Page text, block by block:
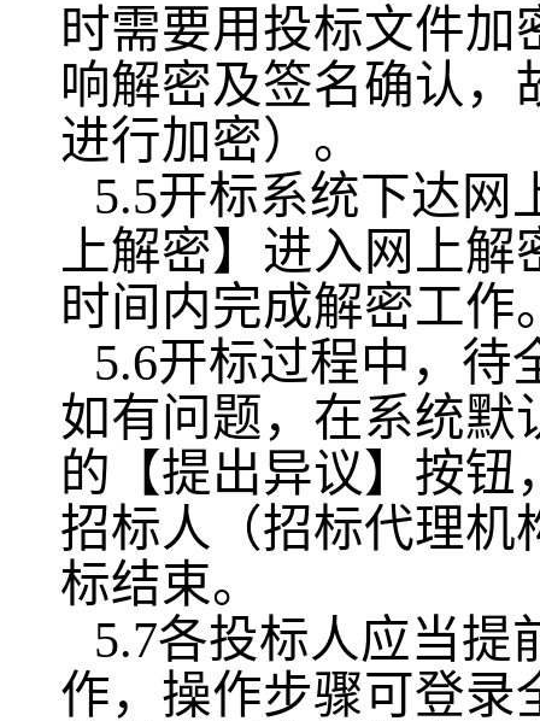
时需要用投标文件加
响解密及签名确认，
进行加密）。
5.5开标系统下达网
上解密】进入网上解
时间内完成解密工作
5.6开标过程中，待
如有问题，在系统默
的【提出异议】按钮
招标人（招标代理机
标结束。
5.7各投标人应当提
作，操作步骤可登录